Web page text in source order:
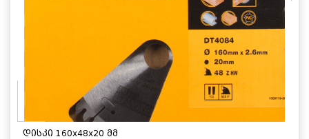
დისკი 160x48x20 მმ